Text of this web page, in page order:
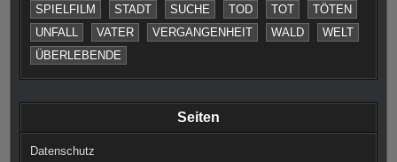
SPIELFILM
STADT SUCHE TOD TOT
TÖTEN
UNFALL
VATER VERGANGENHEIT WALD
WELT
ÜBERLEBENDE
Seiten
Datenschutz